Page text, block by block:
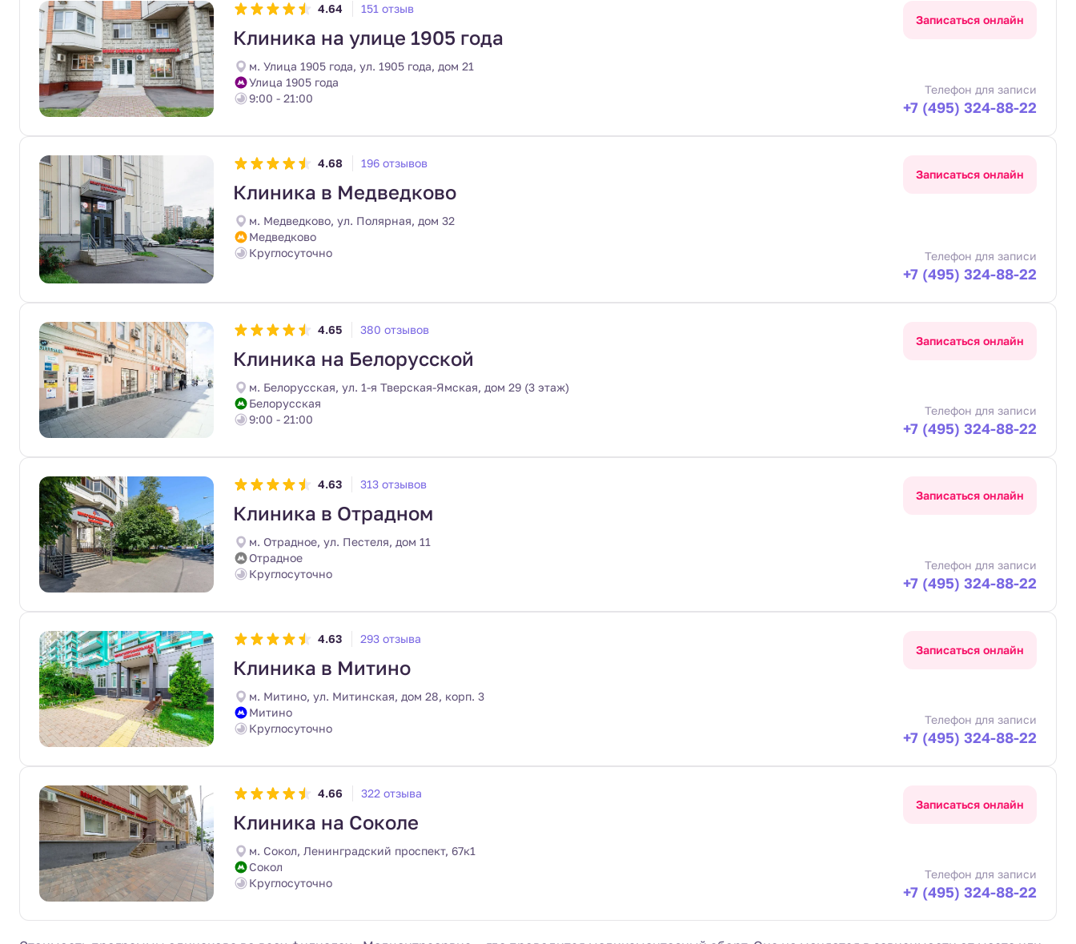
4.64 151 отзыв
Клиника на улице 1905 года
м. Улица 1905 года, ул. 1905 года, дом 21
Улица 1905 года
9:00 - 21:00
Телефон для записи
+7 (495) 324-88-22
Записаться онлайн
4.68 196 отзывов
Клиника в Медведково
м. Медведково, ул. Полярная, дом 32
Медведково
Круглосуточно
Телефон для записи
+7 (495) 324-88-22
Записаться онлайн
4.65 380 отзывов
Клиника на Белорусской
м. Белорусская, ул. 1-я Тверская-Ямская, дом 29 (3 этаж)
Белорусская
9:00 - 21:00
Телефон для записи
+7 (495) 324-88-22
Записаться онлайн
4.63 313 отзывов
Клиника в Отрадном
м. Отрадное, ул. Пестеля, дом 11
Отрадное
Круглосуточно
Телефон для записи
+7 (495) 324-88-22
Записаться онлайн
4.63 293 отзыва
Клиника в Митино
м. Митино, ул. Митинская, дом 28, корп. 3
Митино
Круглосуточно
Телефон для записи
+7 (495) 324-88-22
Записаться онлайн
4.66 322 отзыва
Клиника на Соколе
м. Сокол, Ленинградский проспект, 67к1
Сокол
Круглосуточно
Телефон для записи
+7 (495) 324-88-22
Записаться онлайн